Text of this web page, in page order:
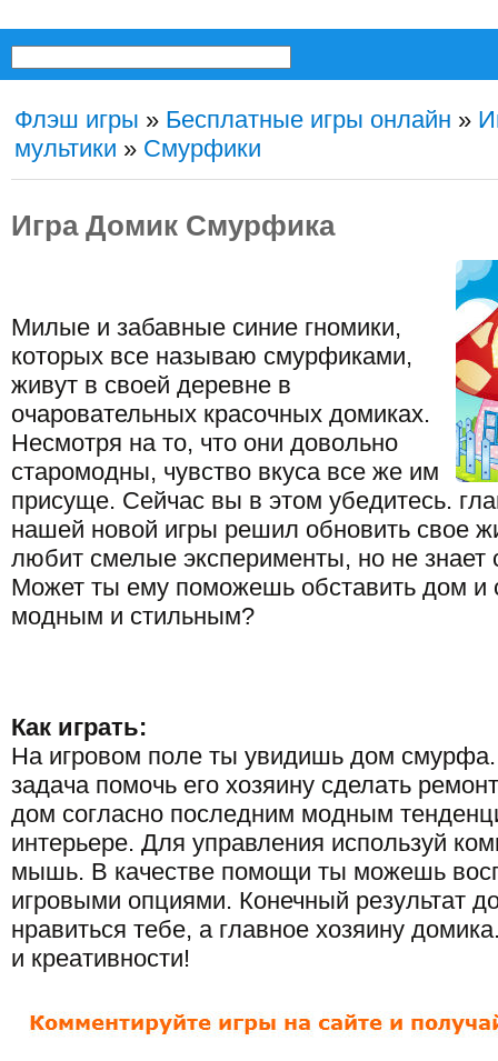
Флэш игры » Бесплатные игры онлайн »
мультики » Смурфики
Игра Домик Смурфика
Милые и забавные синие гномики,
которых все называю смурфиками,
живут в своей деревне в
очаровательных красочных домиках.
Несмотря на то, что они довольно
старомодны, чувство вкуса все же им
присуще. Сейчас вы в этом убедитесь.
нашей новой игры решил обновить свое
любит смелые эксперименты, но не знает
Может ты ему поможешь обставить дом и
модным и стильным?
Как играть:
На игровом поле ты увидишь дом смурфа.
задача помочь его хозяину сделать
дом согласно последним модным
интерьере. Для управления используй
мышь. В качестве помощи ты можешь
игровыми опциями. Конечный результат
нравиться тебе, а главное хозяину
и креативности!